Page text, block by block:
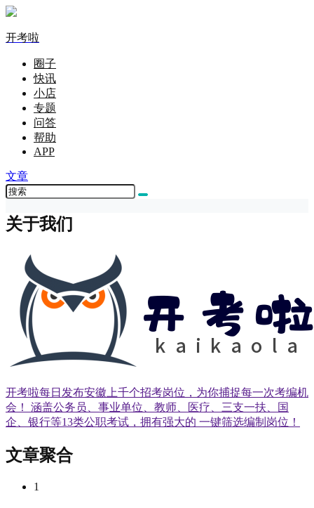
开考啦
圈子
快讯
小店
专题
问答
帮助
APP
文章
关于我们
开考啦每日发布安徽上千个招考岗位，为你捕捉每一次考编机
会！ 涵盖公务员、事业单位、教师、医疗、三支一扶、国
企、银行等13类公职考试，拥有强大的 一键筛选编制岗位！
文章聚合
1